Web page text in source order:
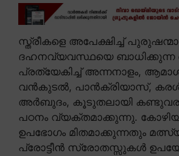
സ്ത്രീകളെ അപേക്ഷിച്ച്
ദഹനവ്യവസ്ഥയെ
പ്രത്യേകിച്ച് അന്നനാളം,
വൻകുടൽ, പാൻക്രിയാസ്, കരൾ
അർബുദം, കൂടുതലായി
പഠനം വ്യക്തമാക്കുന്നു.
ഉപഭോഗം മിതമാക്കുന്നതും
പ്രോട്ടീൻ സ്രോതസ്സുകൾ